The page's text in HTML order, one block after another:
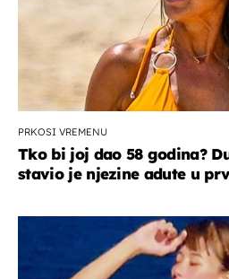
PRKOSI VREMENU
Tko bi joj dao 58 godina?
stavio je njezine adute u